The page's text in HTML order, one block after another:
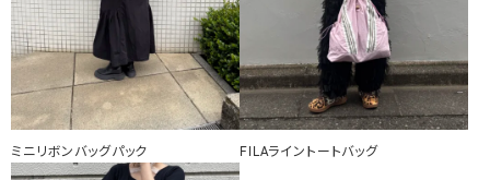
ミニリボンバッグパック FILAライントートバッグ